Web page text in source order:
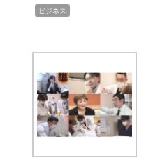
ビジネス